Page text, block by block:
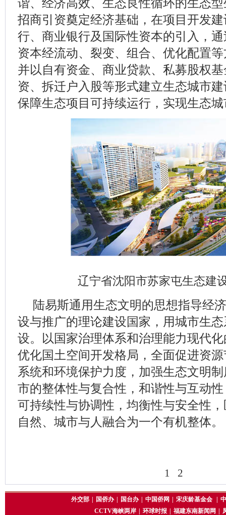
谐、经济高效、生态良性循环的生态
招商引资奠定经济基础，在项目开发
行、商业银行及国际性资本的引入，
资本经流动、裂变、组合、优化配置
并以自有资金、商业贷款、私募股权
资、拆迁户入股等形式建立生态城市
保障生态项目可持续运行，实现生态
辽宁省沈阳市苏家屯生态建
陆易斯通用生态文明的思想指导经
设与推广的理论建设国家，用城市生
设。以国家治理体系和治理能力现代
优化国土空间开发格局，全面促进资
系统和环境保护力度，加强生态文明
市的整体性与复合性，和谐性与互动
可持续性与协调性，均衡性与安全性
自然、城市与人融合为一个有机整体。
1 2
外交部 国侨办 国台办 中国侨网 宋庆龄基金会
CCTV海峡两岸
环球时报 福建东南新闻网